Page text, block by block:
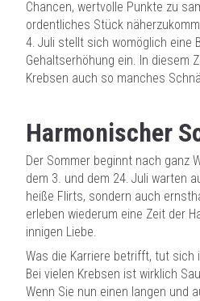
Chancen, wertvolle Punkte zu
ordentliches Stück
4. Juli stellt sich womöglich eine
Gehaltserhöhung ein. In diesem
Krebsen auch so manches
Harmonischer
Der Sommer beginnt nach ganz
dem 3. und dem 24. Juli warten
heiße Flirts, sondern auch
erleben wiederum eine Zeit der
innigen Liebe.
Was die Karriere betrifft, tut sich
Bei vielen Krebsen ist wirklich
Wenn Sie nun einen langen und